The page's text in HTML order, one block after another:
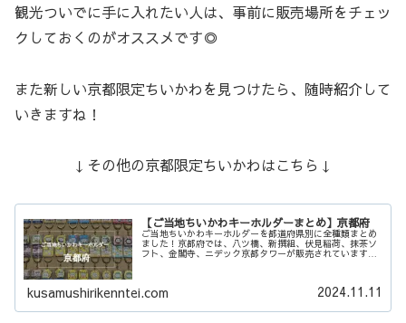
観光ついでに手に入れたい人は、事前に販売場所をチェッ
クしておくのがオススメです◎
また新しい京都限定ちいかわを見つけたら、随時紹介して
いきますね！
↓その他の京都限定ちいかわはこちら↓
【ご当地ちいかわキーホルダーまとめ】京都府
ご当地ちいかわキーホルダーを都道府県別に全種類まとめ
ました！京都府では、八ツ橋、新撰組、伏見稲荷、抹茶ソ
フト、金閣寺、ニデック京都タワーが販売されています。
kusamushirikenntei.com 2024.11.11